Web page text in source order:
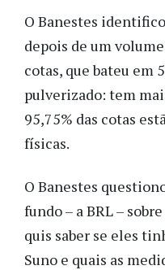
O Banestes
depois de um
cotas, que bateu em
pulverizado: tem
95,75% das cotas
físicas.
O Banestes
fundo – a BRL –
quis saber se eles
Suno e quais as